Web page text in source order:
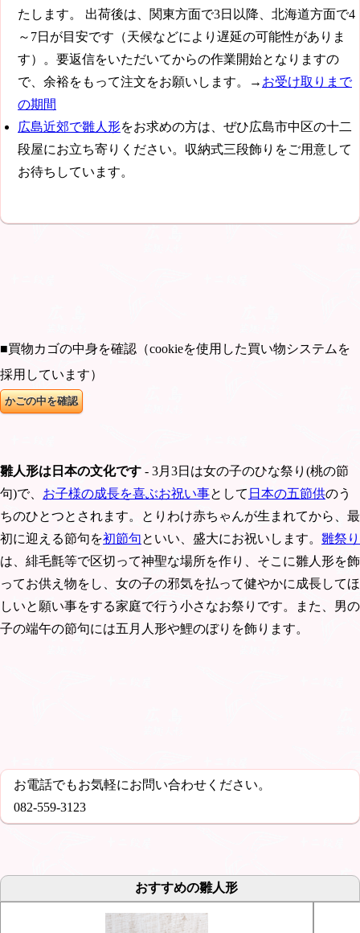
たします。 出荷後は、関東方面で3日以降、北海道方面で4
～7日が目安です（天候などにより遅延の可能性がありま
す）。要返信をいただいてからの作業開始となりますの
で、余裕をもって注文をお願いします。→ お受け取りまで
の期間
広島近郊で雛人形をお求めの方は、ぜひ広島市中区の十二
段屋にお立ち寄りください。収納式三段飾りをご用意して
お待ちしています。
■買物カゴの中身を確認（cookieを使用した買い物システムを
採用しています）
雛人形は日本の文化です - 3月3日は女の子のひな祭り(桃の節
句)で、 お子様の成長を喜ぶお祝い事として 日本の五節供のう
ちのひとつとされます。とりわけ赤ちゃんが生まれてから、最
初に迎える節句を初節句といい、盛大にお祝いします。 雛祭り
は、緋毛氈等で区切って神聖な場所を作り、そこに雛人形を飾
ってお供え物をし、女の子の邪気を払って健やかに成長してほ
しいと願い事をする家庭で行う小さなお祭りです。また、男の
子の端午の節句には五月人形や鯉のぼりを飾ります。
お電話でもお気軽にお問い合わせください。
082-559-3123
おすすめの雛人形